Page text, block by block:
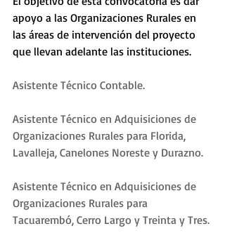
apoyo a las Organizaciones Rurales en
las áreas de intervención del proyecto
que llevan adelante las instituciones.
Asistente Técnico Contable.
Asistente Técnico en Adquisiciones de
Organizaciones Rurales para Florida,
Lavalleja, Canelones Noreste y Durazno.
Asistente Técnico en Adquisiciones de
Organizaciones Rurales para
Tacuarembó, Cerro Largo y Treinta y Tres.